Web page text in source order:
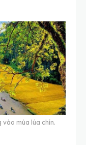
vào mùa lúa chín.